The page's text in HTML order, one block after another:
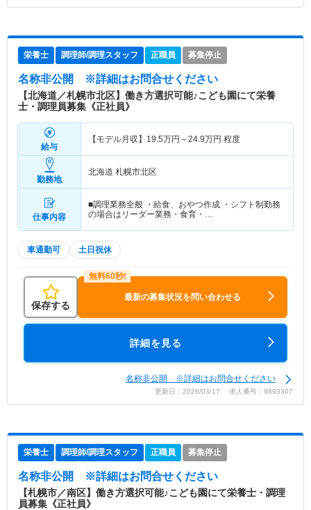
栄養士 調理師/調理スタッフ 正職員 募集停止
名称非公開 ※詳細はお問合せください
【北海道／札幌市北区】働き方選択可能♪こども園にて栄養
士・調理員募集《正社員》
給与
【モデル月収】 19.5万円～24.9万円 程度
勤務地
北海道 札幌市北区
仕事内容
■調理業務全般 ・給食、おやつ作成 ・シフト制勤務
の場合はリーダー業務・食育・…
車通勤可 土日祝休
保存する
最新の募集状況を問い合わせる
詳細を見る
名称非公開 ※詳細はお問合せください
更新日：2026/03/17 求人番号：9893307
栄養士 調理師/調理スタッフ 正職員 募集停止
名称非公開 ※詳細はお問合せください
【札幌市／南区】働き方選択可能♪こども園にて栄養士・調理
員募集《正社員》